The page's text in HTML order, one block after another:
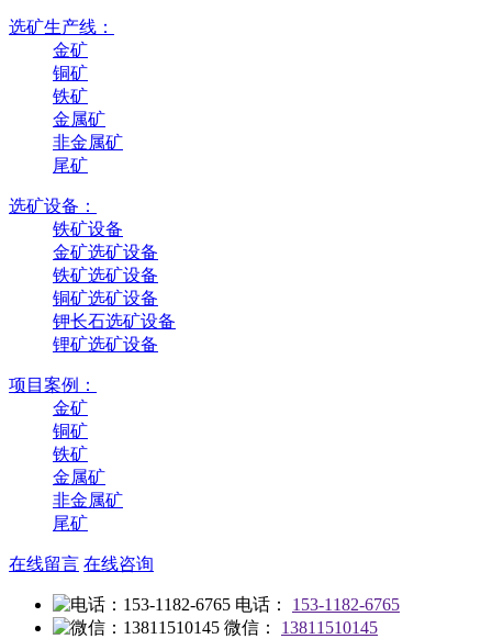
选矿生产线：
金矿
铜矿
铁矿
金属矿
非金属矿
尾矿
选矿设备：
铁矿设备
金矿选矿设备
铁矿选矿设备
铜矿选矿设备
钾长石选矿设备
锂矿选矿设备
项目案例：
金矿
铜矿
铁矿
金属矿
非金属矿
尾矿
在线留言 在线咨询
电话：
153-1182-6765
微信：
13811510145